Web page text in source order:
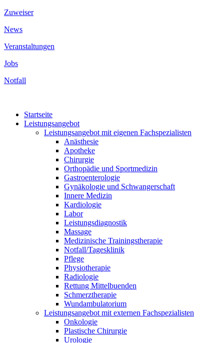
Zuweiser
News
Veranstaltungen
Jobs
Notfall
Startseite
Leistungsangebot
Leistungsangebot mit eigenen Fachspezialisten
Anästhesie
Apotheke
Chirurgie
Orthopädie und Sportmedizin
Gastroenterologie
Gynäkologie und Schwangerschaft
Innere Medizin
Kardiologie
Labor
Leistungsdiagnostik
Massage
Medizinische Trainingstherapie
Notfall/Tagesklinik
Pflege
Physiotherapie
Radiologie
Rettung Mittelbuenden
Schmerztherapie
Wundambulatorium
Leistungsangebot mit externen Fachspezialisten
Onkologie
Plastische Chirurgie
Urologie